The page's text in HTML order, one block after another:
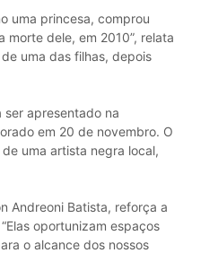
uma princesa, comprou
morte dele, em 2010”, relata
uma das filhas, depois
apresentado na
em 20 de novembro. O
uma artista negra local,
Andreoni Batista, reforça a
oportunizam espaços
o alcance dos nossos